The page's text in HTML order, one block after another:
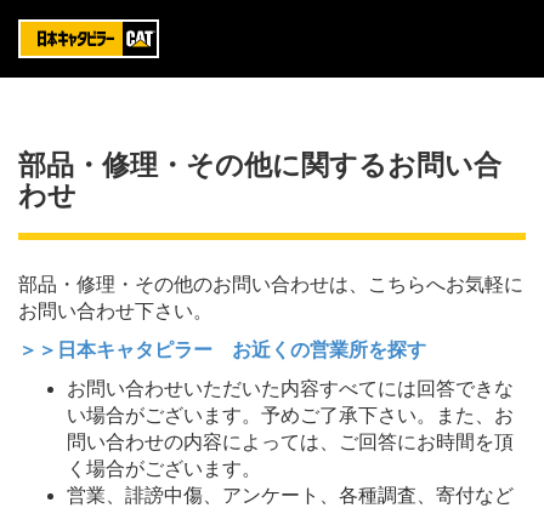
部品・修理・その他に関するお問い合
わせ
部品・修理・その他のお問い合わせは、こちらへお気軽に
お問い合わせ下さい。
＞＞日本キャタピラー お近くの営業所を探す
お問い合わせいただいた内容すべてには回答できな
い場合がございます。予めご了承下さい。また、お
問い合わせの内容によっては、ご回答にお時間を頂
く場合がございます。
営業、誹謗中傷、アンケート、各種調査、寄付など